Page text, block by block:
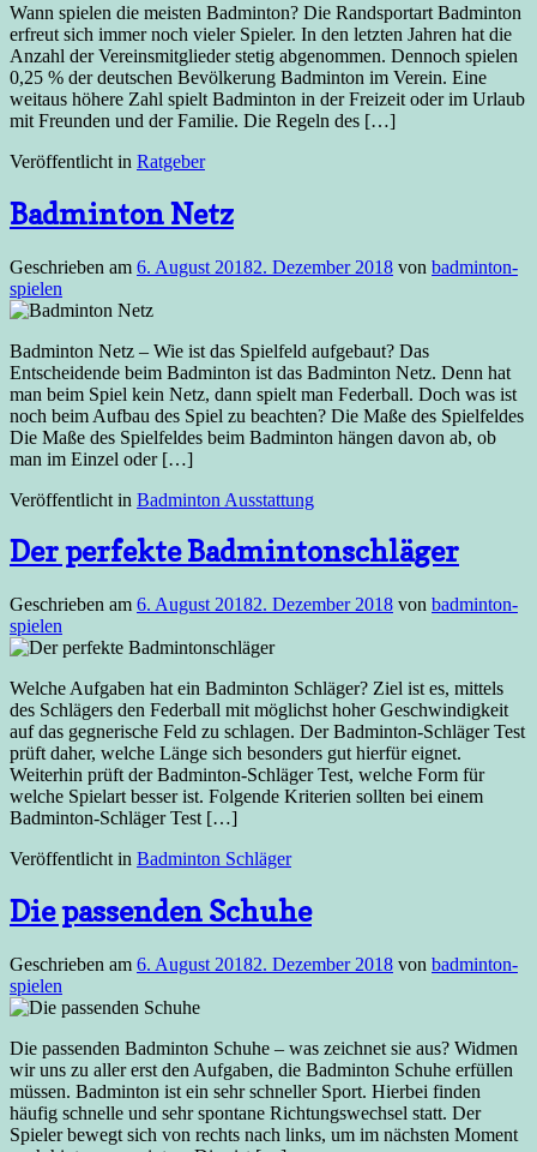
Wann spielen die meisten Badminton? Die Randsportart Badminton
erfreut sich immer noch vieler Spieler. In den letzten Jahren hat die
Anzahl der Vereinsmitglieder stetig abgenommen. Dennoch spielen
0,25 % der deutschen Bevölkerung Badminton im Verein. Eine
weitaus höhere Zahl spielt Badminton in der Freizeit oder im Urlaub
mit Freunden und der Familie. Die Regeln des […]
Veröffentlicht in Ratgeber
Badminton Netz
Geschrieben am 6. August 20182. Dezember 2018 von badminton-
spielen
Badminton Netz – Wie ist das Spielfeld aufgebaut? Das
Entscheidende beim Badminton ist das Badminton Netz. Denn hat
man beim Spiel kein Netz, dann spielt man Federball. Doch was ist
noch beim Aufbau des Spiel zu beachten? Die Maße des Spielfeldes
Die Maße des Spielfeldes beim Badminton hängen davon ab, ob
man im Einzel oder […]
Veröffentlicht in Badminton Ausstattung
Der perfekte Badmintonschläger
Geschrieben am 6. August 20182. Dezember 2018 von badminton-
spielen
Welche Aufgaben hat ein Badminton Schläger? Ziel ist es, mittels
des Schlägers den Federball mit möglichst hoher Geschwindigkeit
auf das gegnerische Feld zu schlagen. Der Badminton-Schläger Test
prüft daher, welche Länge sich besonders gut hierfür eignet.
Weiterhin prüft der Badminton-Schläger Test, welche Form für
welche Spielart besser ist. Folgende Kriterien sollten bei einem
Badminton-Schläger Test […]
Veröffentlicht in Badminton Schläger
Die passenden Schuhe
Geschrieben am 6. August 20182. Dezember 2018 von badminton-
spielen
Die passenden Badminton Schuhe – was zeichnet sie aus? Widmen
wir uns zu aller erst den Aufgaben, die Badminton Schuhe erfüllen
müssen. Badminton ist ein sehr schneller Sport. Hierbei finden
häufig schnelle und sehr spontane Richtungswechsel statt. Der
Spieler bewegt sich von rechts nach links, um im nächsten Moment